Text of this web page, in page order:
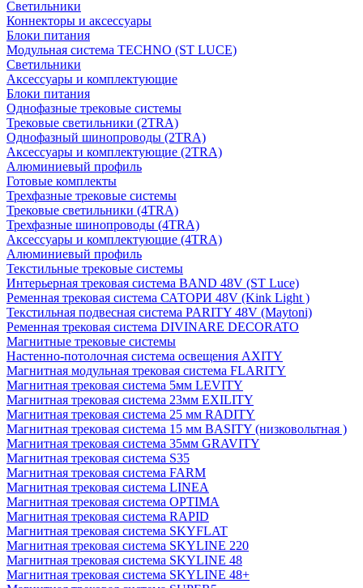
Светильники
Коннекторы и аксессуары
Блоки питания
Модульная система TECHNO (ST LUCE)
Светильники
Аксессуары и комплектующие
Блоки питания
Однофазные трековые системы
Трековые светильники (2TRA)
Однофазный шинопроводы (2TRA)
Аксессуары и комплектующие (2TRA)
Алюминиевый профиль
Готовые комплекты
Трехфазные трековые системы
Трековые светильники (4TRA)
Трехфазные шинопроводы (4TRA)
Аксессуары и комплектующие (4TRA)
Алюминиевый профиль
Текстильные трековые системы
Интерьерная трековая система BAND 48V (ST Luce)
Ременная трековая система САТОРИ 48V (Kink Light )
Текстильная подвесная система PARITY 48V (Maytoni)
Ременная трековая система DIVINARE DECORATO
Магнитные трековые системы
Настенно-потолочная система освещения AXITY
Магнитная модульная трековая система FLARITY
Магнитная трековая система 5мм LEVITY
Магнитная трековая система 23мм EXILITY
Магнитная трековая система 25 мм RADITY
Магнитная трековая система 15 мм BASITY (низковольтная )
Магнитная трековая система 35мм GRAVITY
Магнитная трековая система S35
Магнитная трековая система FARM
Магнитная трековая система LINEA
Магнитная трековая система OPTIMA
Магнитная трековая система RAPID
Магнитная трековая система SKYFLAT
Магнитная трековая система SKYLINE 220
Магнитная трековая система SKYLINE 48
Магнитная трековая система SKYLINE 48+